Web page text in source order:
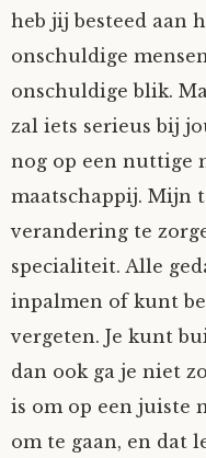
heb jij besteed aan
onschuldige
onschuldige blik.
zal iets serieus bij
nog op een nuttige
maatschappij. Mijn
verandering te
specialiteit. Alle
inpalmen of kunt
vergeten. Je kunt
dan ook ga je niet
is om op een juiste
om te gaan, en dat